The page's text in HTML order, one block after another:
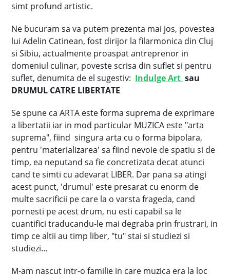
simt profund artistic.
Ne bucuram sa va putem prezenta mai jos, povestea
lui Adelin Catinean, fost dirijor la filarmonica din Cluj
si Sibiu, actualmente proaspat antreprenor in
domeniul culinar, poveste scrisa din suflet si pentru
suflet, denumita de el sugestiv: Indulge Art sau
DRUMUL CATRE LIBERTATE
Se spune ca ARTA este forma suprema de exprimare
a libertatii iar in mod particular MUZICA este "arta
suprema", fiind singura arta cu o forma bipolara,
pentru 'materializarea' sa fiind nevoie de spatiu si de
timp, ea neputand sa fie concretizata decat atunci
cand te simti cu adevarat LIBER. Dar pana sa atingi
acest punct, 'drumul' este presarat cu enorm de
multe sacrificii pe care la o varsta frageda, cand
pornesti pe acest drum, nu esti capabil sa le
cuantifici traducandu-le mai degraba prin frustrari, in
timp ce altii au timp liber, "tu" stai si studiezi si
studiezi...
M-am nascut intr-o familie in care muzica era la loc